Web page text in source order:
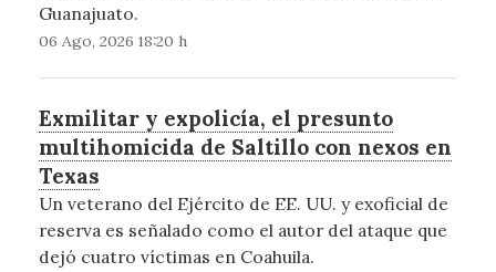
Guanajuato.
06 Ago, 2026 18:20 h
Exmilitar y expolicía, el presunto
multihomicida de Saltillo con nexos en
Texas
Un veterano del Ejército de EE. UU. y exoficial de
reserva es señalado como el autor del ataque que
dejó cuatro víctimas en Coahuila.